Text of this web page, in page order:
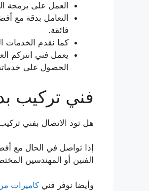
العمل على برمجة
التعامل بدقة مع
فائقة.
كما نقدم الخدمات
الحصول على
فني تركيب
هل تود الاتصال بفني تركيب
إذا تواصل في الحال مع
الفنين أو المهندسين
وأيضا نوفر فني كاميرات